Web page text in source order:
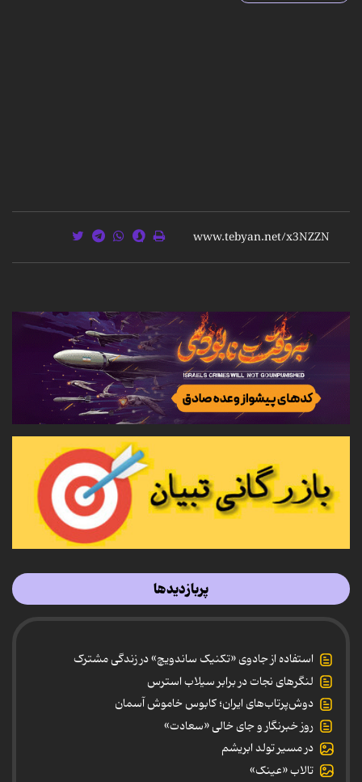
پربازدیدها
استفاده از جادوی «تکنیک ساندویچ» در زندگی مشترک
لنگرهای نجات در برابر سیلاب استرس
دوش‌پرتاب‌های ایران؛ کابوس خاموش آسمان
روز خبرنگار و جای خالی «سعادت»
در مسیر تولد ابریشم
تالاب «عینک»